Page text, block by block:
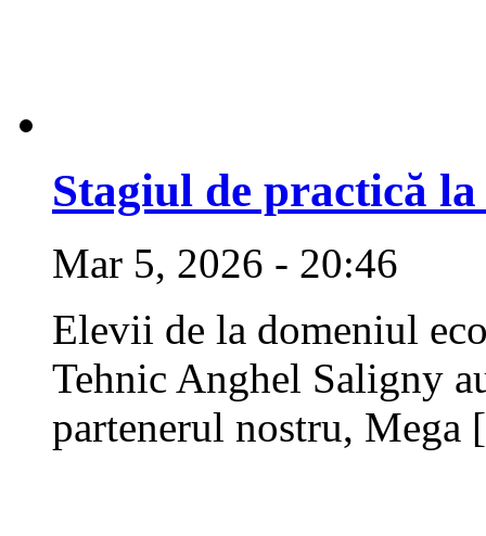
Stagiul de practică
Mar 5, 2026 - 20:46
Elevii de la domeniul
Tehnic Anghel Saligny
partenerul nostru,